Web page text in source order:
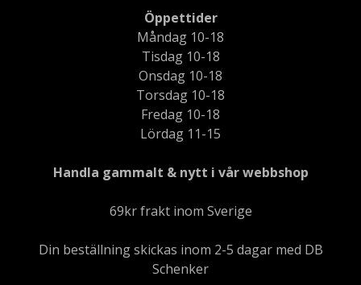
Öppettider
Måndag 10-18
Tisdag 10-18
Onsdag 10-18
Torsdag 10-18
Fredag 10-18
Lördag 11-15
Handla gammalt & nytt i vår webbshop
69kr frakt inom Sverige
Din beställning skickas inom 2-5 dagar med DB
Schenker